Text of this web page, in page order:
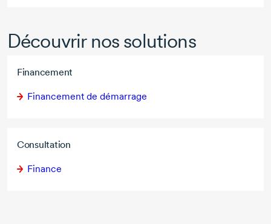
Découvrir nos solutions
Financement
Financement de démarrage
Consultation
Finance